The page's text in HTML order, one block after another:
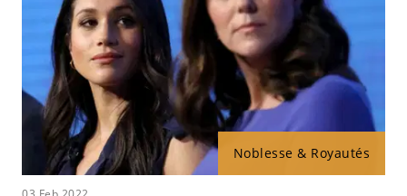
Noblesse & Royautés